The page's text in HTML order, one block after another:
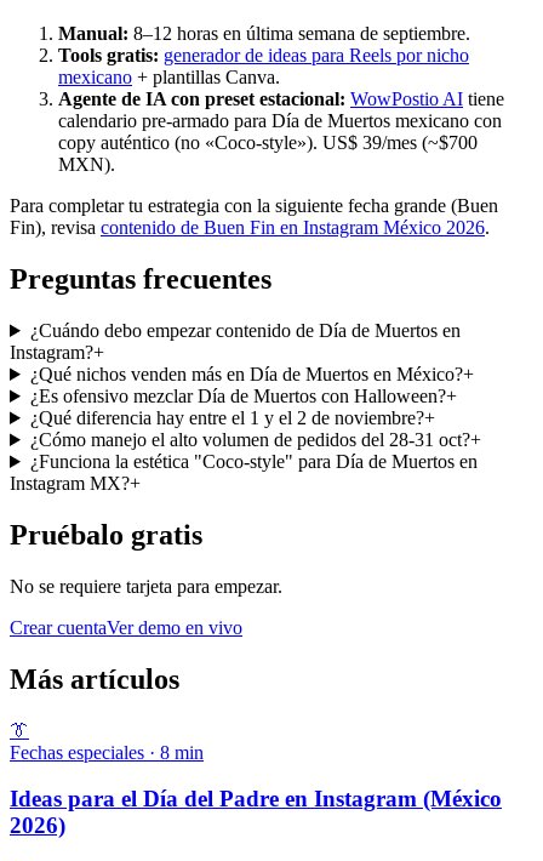
Manual: 8–12 horas en última semana de septiembre.
Tools gratis: generador de ideas para Reels por nicho
mexicano + plantillas Canva.
Agente de IA con preset estacional: WowPostio AI tiene
calendario pre-armado para Día de Muertos mexicano con
copy auténtico (no «Coco-style»). US$ 39/mes (~$700
MXN).
Para completar tu estrategia con la siguiente fecha grande (Buen
Fin), revisa contenido de Buen Fin en Instagram México 2026.
Preguntas frecuentes
¿Cuándo debo empezar contenido de Día de Muertos en
Instagram?+
¿Qué nichos venden más en Día de Muertos en México?+
¿Es ofensivo mezclar Día de Muertos con Halloween?+
¿Qué diferencia hay entre el 1 y el 2 de noviembre?+
¿Cómo manejo el alto volumen de pedidos del 28-31 oct?+
¿Funciona la estética "Coco-style" para Día de Muertos en
Instagram MX?+
Pruébalo gratis
No se requiere tarjeta para empezar.
Crear cuentaVer demo en vivo
Más artículos
👔
Fechas especiales · 8 min
Ideas para el Día del Padre en Instagram (México
2026)